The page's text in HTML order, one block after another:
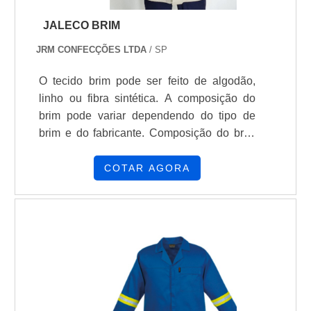
JALECO BRIM
JRM CONFECÇÕES LTDA / SP
O tecido brim pode ser feito de algodão,
linho ou fibra sintética. A composição do
brim pode variar dependendo do tipo de
brim e do fabricante. Composição do brim
(98% algodão e 2% elastano), Brim sarja
100% algodão. Características do brim O
apropriado para artesanato O brim
profissional é durável e fácil de lavar O brim
profissional é indicado para confecção de
uniformes O brim sarja com elastano é
confortável, durável e tem liberdade de
COTAR AGORA